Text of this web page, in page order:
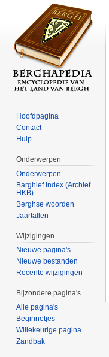
Hoofdpagina
Contact
Hulp
Onderwerpen
Onderwerpen
Barghief Index (Archief
HKB)
Berghse woorden
Jaartallen
Wijzigingen
Nieuwe pagina's
Nieuwe bestanden
Recente wijzigingen
Bijzondere pagina's
Alle pagina's
Beginnetjes
Willekeurige pagina
Zandbak